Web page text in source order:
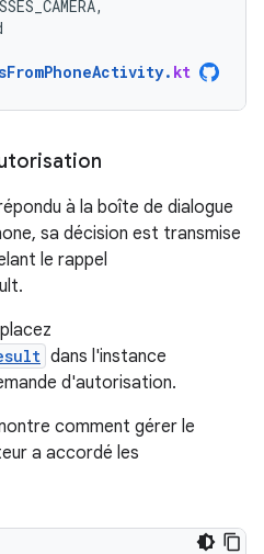
,
. kt
à la boîte de dialogue
sa décision est transmise
le rappel
dans l'instance
d'autorisation.
comment gérer le
a accordé les